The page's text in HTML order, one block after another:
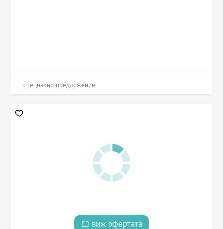
специално предложение
виж офертата